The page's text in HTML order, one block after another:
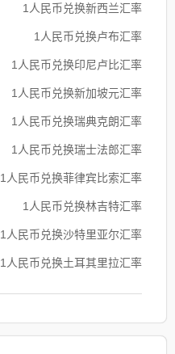
1人民币兑换新西兰汇率
1人民币兑换卢布汇率
1人民币兑换印尼卢比汇率
1人民币兑换新加坡元汇率
1人民币兑换瑞典克朗汇率
1人民币兑换瑞士法郎汇率
1人民币兑换菲律宾比索汇率
1人民币兑换林吉特汇率
1人民币兑换沙特里亚尔汇率
1人民币兑换土耳其里拉汇率